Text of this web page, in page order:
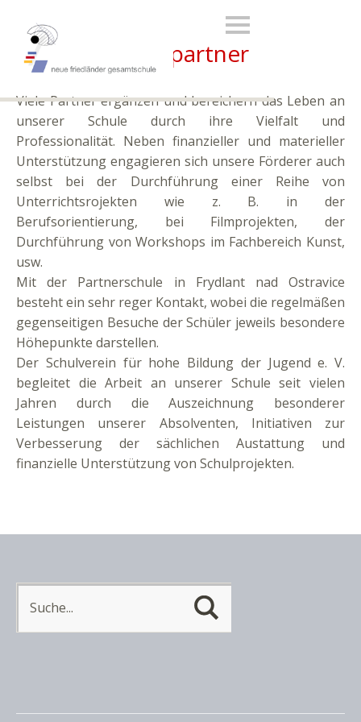
Schulpartner
Viele Partner ergänzen und bereichern das Leben an
unserer Schule durch ihre Vielfalt und
Professionalität. Neben finanzieller und materieller
Unterstützung engagieren sich unsere Förderer auch
selbst bei der Durchführung einer Reihe von
Unterrichtsrojekten wie z. B. in der
Berufsorientierung, bei Filmprojekten, der
Durchführung von Workshops im Fachbereich Kunst,
usw.
Mit der Partnerschule in Frydlant nad Ostravice
besteht ein sehr reger Kontakt, wobei die regelmäßen
gegenseitigen Besuche der Schüler jeweils besondere
Höhepunkte darstellen.
Der Schulverein für hohe Bildung der Jugend e. V.
begleitet die Arbeit an unserer Schule seit vielen
Jahren durch die Auszeichnung besonderer
Leistungen unserer Absolventen, Initiativen zur
Verbesserung der sächlichen Austattung und
finanzielle Unterstützung von Schulprojekten.